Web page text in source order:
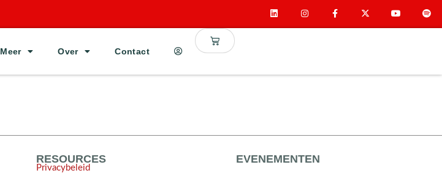
Meer Over Contact
RESOURCES
Privacybeleid
EVENEMENTEN